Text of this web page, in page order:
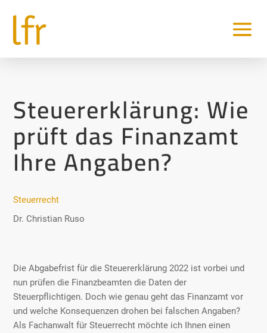
Steuererklärung: Wie
prüft das Finanzamt
Ihre Angaben?
Steuerrecht
Dr. Christian Ruso
Steuerrecht
Steuerrecht
Die Abgabefrist für die Steuererklärung 2022 ist vorbei und
nun prüfen die Finanzbeamten die Daten der
Steuerpflichtigen. Doch wie genau geht das Finanzamt vor
und welche Konsequenzen drohen bei falschen Angaben?
Als Fachanwalt für Steuerrecht möchte ich Ihnen einen